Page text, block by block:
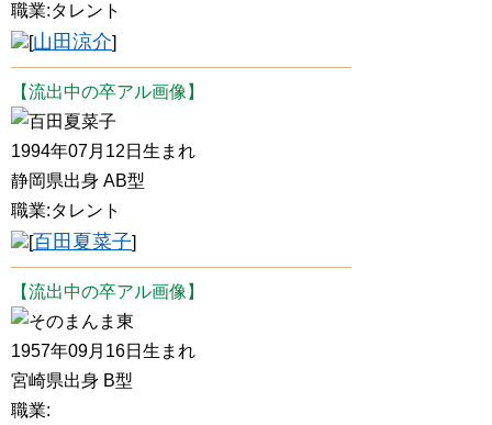
職業:タレント
[山田涼介]
【流出中の卒アル画像】
百田夏菜子
1994年07月12日生まれ
静岡県出身 AB型
職業:タレント
[百田夏菜子]
【流出中の卒アル画像】
そのまんま東
1957年09月16日生まれ
宮崎県出身 B型
職業: